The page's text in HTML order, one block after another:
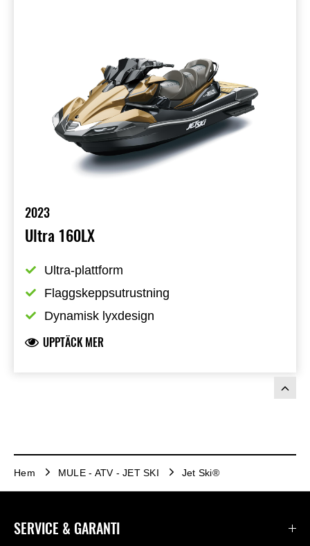
2023
Ultra 160LX
Ultra-plattform
Flaggskeppsutrustning
Dynamisk lyxdesign
UPPTÄCK MER
Hem MULE - ATV - JET SKI Jet Ski®
SERVICE & GARANTI